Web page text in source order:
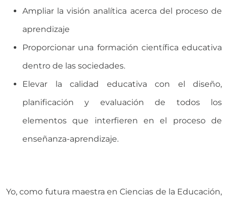
Ampliar la visión analítica acerca del proceso de
aprendizaje
Proporcionar una formación científica educativa
dentro de las sociedades.
Elevar la calidad educativa con el diseño,
planificación y evaluación de todos los
elementos que interfieren en el proceso de
enseñanza-aprendizaje.
Yo, como futura maestra en Ciencias de la Educación,